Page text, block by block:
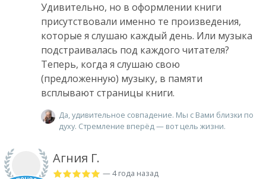
Удивительно, но в оформлении книги
присутствовали именно те произведения,
которые я слушаю каждый день. Или музыка
подстраивалась под каждого читателя?
Теперь, когда я слушаю свою
(предложенную) музыку, в памяти
всплывают страницы книги.
Да, удивительное совпадение. Мы с Вами близки по
духу. Стремление вперёд — вот цель жизни.
Агния Г.
— 4 года назад